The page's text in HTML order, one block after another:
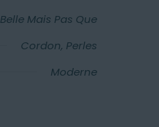
Belle Mais Pas Que
Cordon, Perles
Moderne